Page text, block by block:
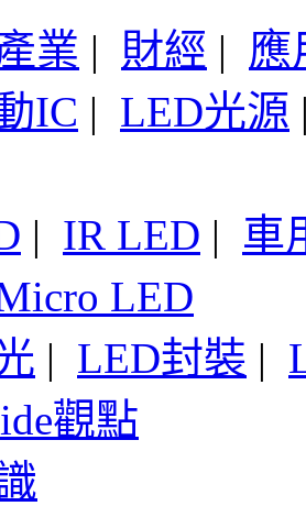
業 | 財經 | 應
IC | LED光源
| IR LED | 車
LED
| LED封裝 |
觀點